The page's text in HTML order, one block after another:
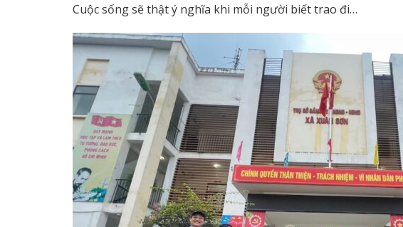
Cuộc sống sẽ thật ý nghĩa khi mỗi người biết trao đi…